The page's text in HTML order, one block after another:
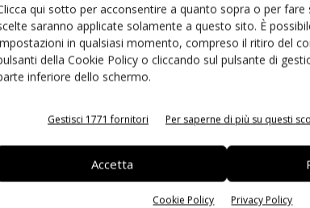
qui sotto per acconsentire a quanto sopra o per fare
saranno applicate solamente a questo sito. È
in qualsiasi momento, compreso il ritiro del
della Cookie Policy o cliccando sul pulsante di
inferiore dello schermo.
Gestisci 1771 fornitori Per saperne di più su questi
Accetta
Cookie Policy Privacy Policy